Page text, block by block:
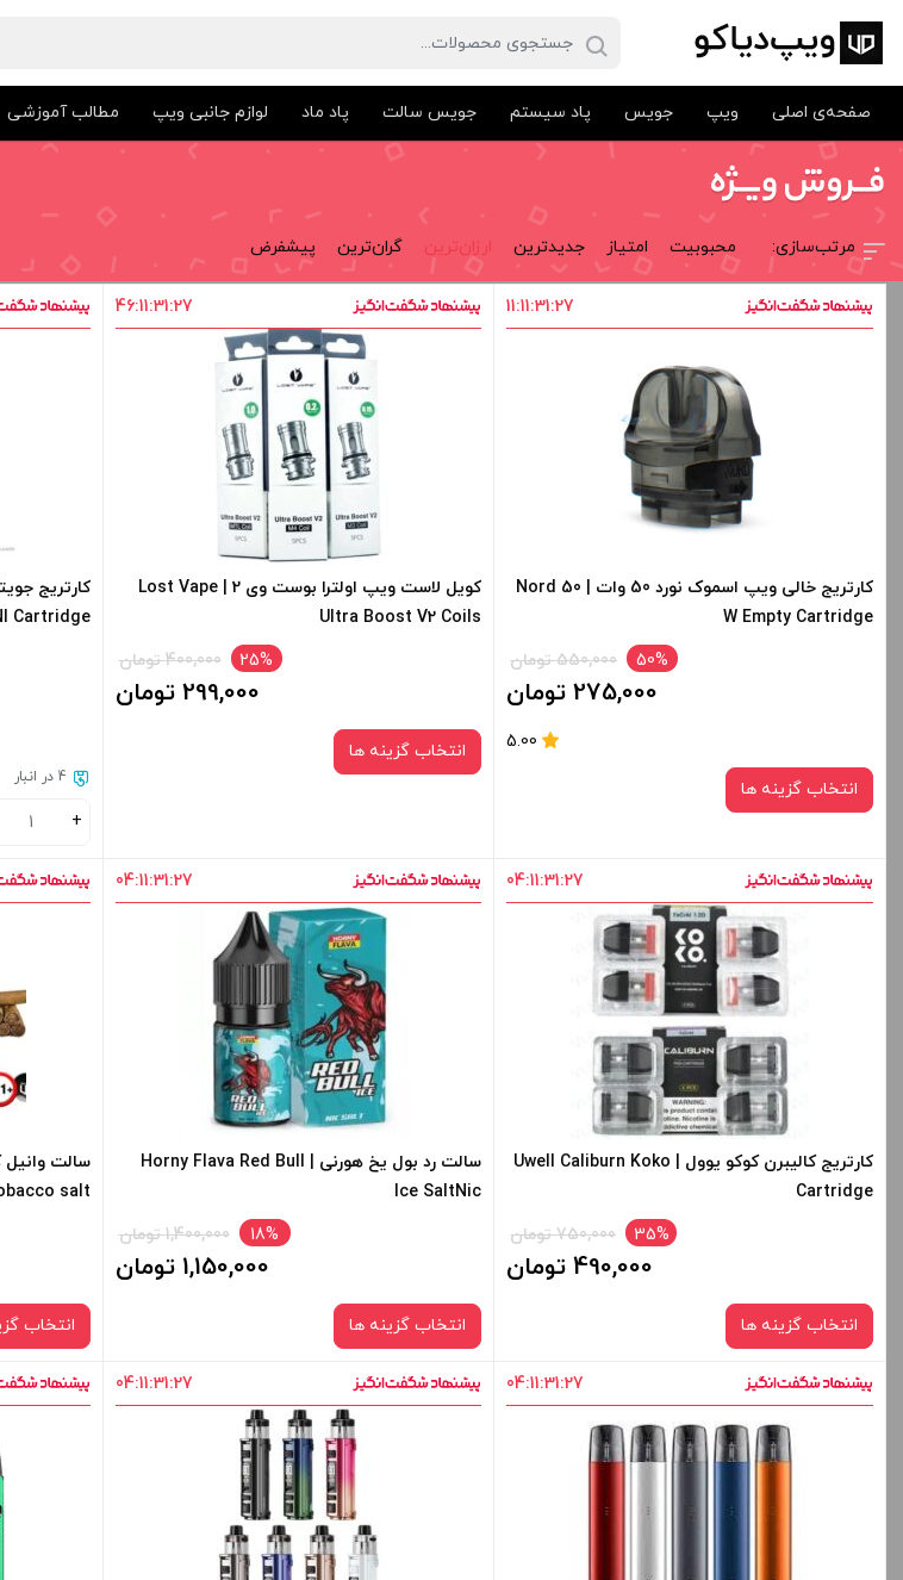
صفحه‌ی اصلی ویپ جویس پاد سیستم جویس سالت پاد ماد لوازم جانبی ویپ مطالب آموزشی
محبوبیت امتیاز جدیدترین ارزان‌ترین گران‌ترین پیشفرض
11:11:31:27
کارتریج خالی ویپ اسموک نورد 50 وات | Nord 50
W Empty Cartridge
50%
550,000 تومان
275,000 تومان
5.00
انتخاب گزینه ها
نوع کویل :
LP2
صاف
برای فعال شدن سبد خرید و نمایش قیمت ، گزینه
های محصول را از کادر بالا انتخاب کنید.
-
46:11:31:27
کویل لاست ویپ اولترا بوست وی 2 | Lost Vape
Ultra Boost V2 Coils
25%
400,000 تومان
299,000 تومان
انتخاب گزینه ها
نوع کویل :
0.3 اهم 0.15 اهم
برای فعال شدن سبد خرید و نمایش قیمت ، گزینه
های محصول را از کادر بالا انتخاب کنید.
Cartridge
4 در انبار
+
04:11:31:27
کارتریج کالیبرن کوکو یوول | Uwell Caliburn Koko
Cartridge
35%
750,000 تومان
490,000 تومان
انتخاب گزینه ها
نوع کویل :
1.4 اهم
04:11:31:27
سالت رد بول یخ هورنی | Horny Flava Red Bull
Ice SaltNic
18%
1,400,000 تومان
1,150,000 تومان
انتخاب گزینه ها
نیکوتین:
50 میلی گرم
برای فعال شدن سبد خرید و نمایش قیمت ، گزینه
salt
انتخاب
برای
04:11:31:27
04:11:31:27